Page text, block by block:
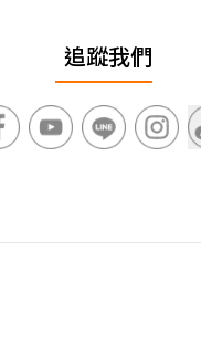
追蹤我們